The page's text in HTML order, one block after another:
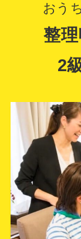
なりたい
した。
ＳＴ さ
整理収納
何十年振
おう
整
2